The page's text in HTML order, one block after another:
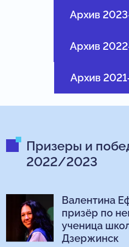
Архив
Архив
Архив
Призеры и
2022/2023
Валентина
призёр по
ученица
Дзержинск